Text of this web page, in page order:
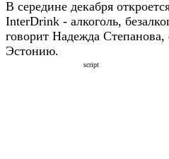
В середине декабря
InterDrink - алкоголь,
говорит Надежда Степанова,
Эстонию.
script